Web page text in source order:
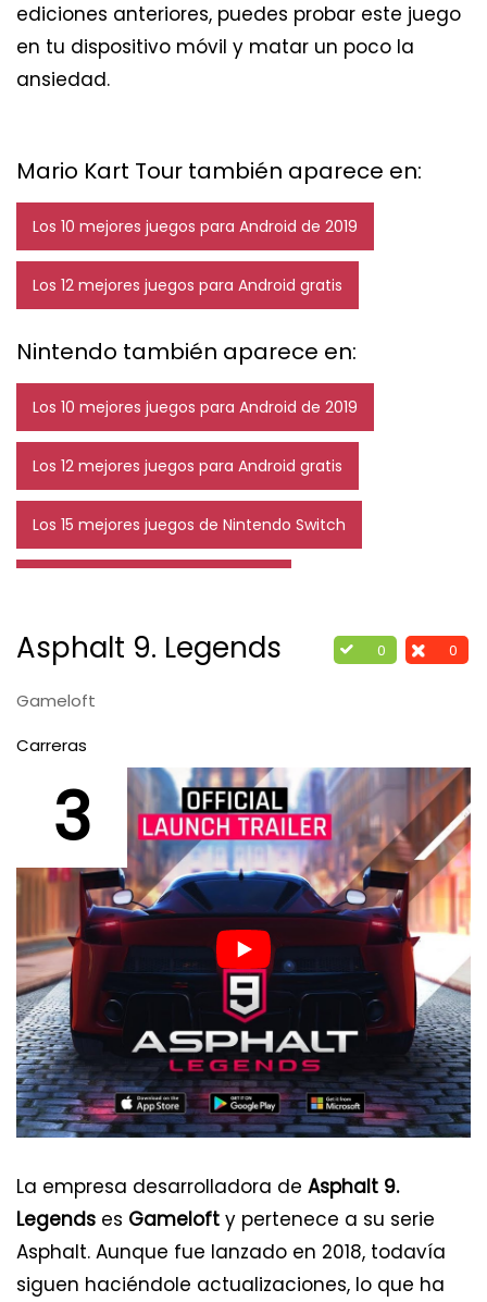
ediciones anteriores, puedes probar este juego
en tu dispositivo móvil y matar un poco la
ansiedad.
Mario Kart Tour también aparece en:
Los 10 mejores juegos para Android de 2019
Los 12 mejores juegos para Android gratis
Nintendo también aparece en:
Los 10 mejores juegos para Android de 2019
Los 12 mejores juegos para Android gratis
Los 15 mejores juegos de Nintendo Switch
0 0
Asphalt 9. Legends
Gameloft
Carreras
3
La empresa desarrolladora de Asphalt 9.
Legends es Gameloft y pertenece a su serie
Asphalt. Aunque fue lanzado en 2018, todavía
siguen haciéndole actualizaciones, lo que ha